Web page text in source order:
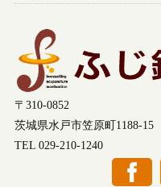
〒310-0852
茨城県水戸市笠原町1188-15
TEL 029-210-1240